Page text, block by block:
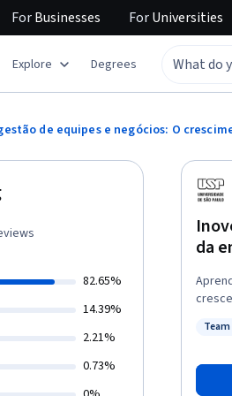
ForBusinesses ForUniversities
Explore Degrees
de equipes e negócios: O
da
da operação
82.65%
14.39%
2.21%
0.73%